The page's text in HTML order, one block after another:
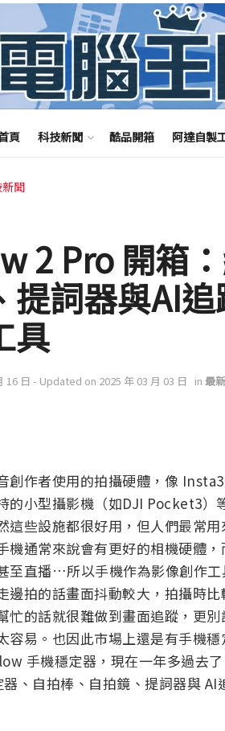
頁 科技新聞 酷品開箱 阿達自製
聞
2 Pro 開箱
提詞器與AI
具
16 日 - Updated on 2025 年 03 月 03 日 in 最
創作者使用的拍攝硬體，像
的小型攝影機（如DJI Pocket3）
這些設施都很好用，但人們最常
機通常來說會有更好的相機硬體
至直播…所以手機作為影像創作
邊拍的話畫面抖動較大，拍攝時
忙的話就很難做到畫面追蹤，更
容易。也因此市場上還是有手機
手機穩定器，現在一年多過去
、自拍棒、自拍鏡、提詞器與